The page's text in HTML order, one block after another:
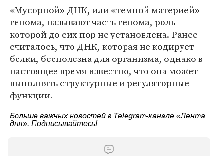
«Мусорной» ДНК, или «темной материей»
генома, называют часть генома, роль
которой до сих пор не установлена. Ранее
считалось, что ДНК, которая не кодирует
белки, бесполезна для организма, однако в
настоящее время известно, что она может
выполнять структурные и регуляторные
функции.
Больше важных новостей в Telegram-канале «Лента
дня». Подписывайтесь!